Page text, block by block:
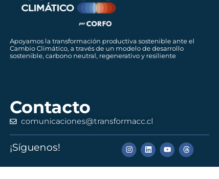
Apoyamos la transformación productiva sostenible ante el
Cambio Climático, a través de un modelo de desarrollo
sostenible, carbono neutral, regenerativo y resiliente
Contacto
comunicaciones@transformacc.cl
¡Síguenos!